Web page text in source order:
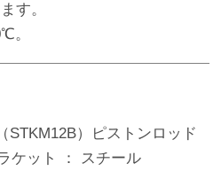
す。
。
STKM12B）ピストンロッド
ケット ： スチール